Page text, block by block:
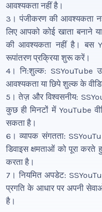
आवश्यकता नहीं है।
3। पंजीकरण की आवश्यकता
लिए आपको कोई खाता बनाने
की आवश्यकता नहीं है। बस
रूपांतरण प्रक्रिया शुरू करें।
4। नि:शुल्क: SSYouTube
आवश्यकता या छिपे शुल्क के
5। तेज़ और विश्वसनीय:
कुछ ही मिनटों में YouTube
सकता है।
6। व्यापक संगतता:
डिवाइस क्षमताओं को पूरा
करता है।
7। नियमित अपडेट:
प्रगति के आधार पर अपनी
है।